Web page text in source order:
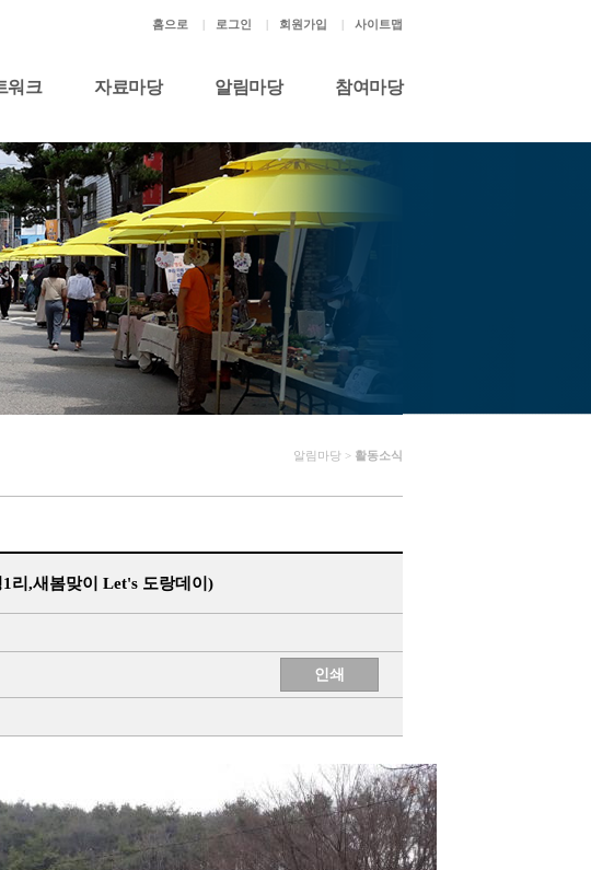
홈으로 | 로그인 | 회원가입 | 사이트맵
워크 자료마당 알림마당 참여마당
알림마당 > 활동소식
리,새봄맞이 Let's 도랑데이)
인쇄